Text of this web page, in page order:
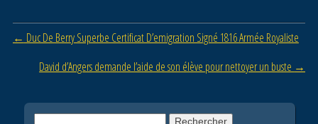
o
k
Post navigation
← Duc De Berry Superbe Certificat D’emigration Signé 1816 Armée Royaliste
David d’Angers demande l’aide de son élève pour nettoyer un buste →